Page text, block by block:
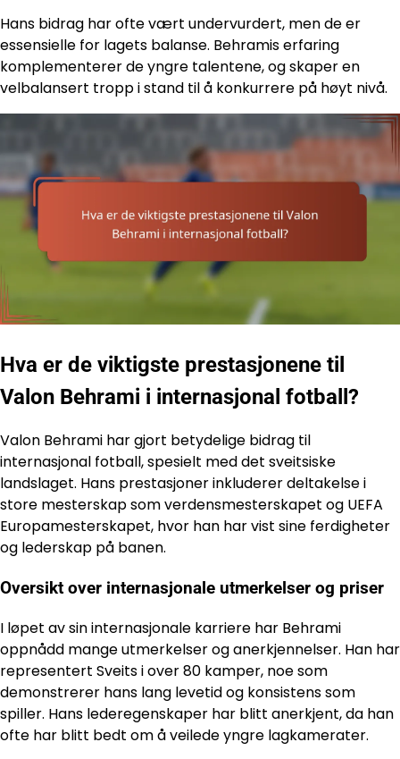
Hans bidrag har ofte vært undervurdert, men de er
essensielle for lagets balanse. Behramis erfaring
komplementerer de yngre talentene, og skaper en
velbalansert tropp i stand til å konkurrere på høyt nivå.
Hva er de viktigste prestasjonene til
Valon Behrami i internasjonal fotball?
Valon Behrami har gjort betydelige bidrag til
internasjonal fotball, spesielt med det sveitsiske
landslaget. Hans prestasjoner inkluderer deltakelse i
store mesterskap som verdensmesterskapet og UEFA
Europamesterskapet, hvor han har vist sine ferdigheter
og lederskap på banen.
Oversikt over internasjonale utmerkelser og priser
I løpet av sin internasjonale karriere har Behrami
oppnådd mange utmerkelser og anerkjennelser. Han har
representert Sveits i over 80 kamper, noe som
demonstrerer hans lang levetid og konsistens som
spiller. Hans lederegenskaper har blitt anerkjent, da han
ofte har blitt bedt om å veilede yngre lagkamerater.